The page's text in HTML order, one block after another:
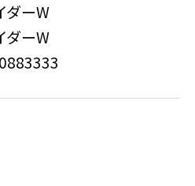
ーW
ーW